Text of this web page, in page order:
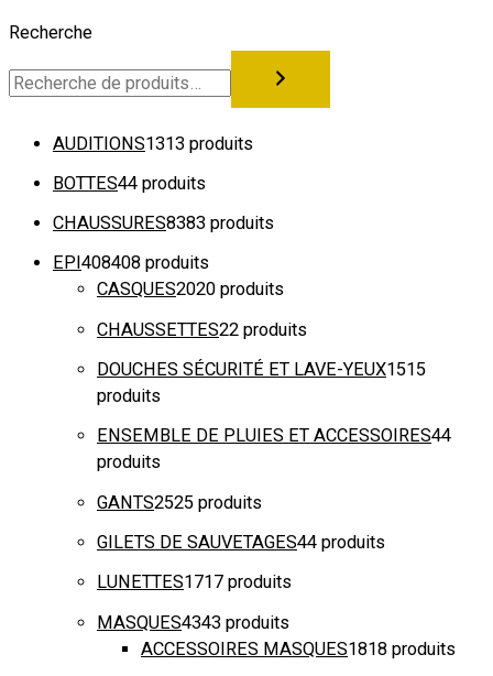
Recherche
AUDITIONS1313 produits
BOTTES44 produits
CHAUSSURES8383 produits
EPI 408408 produits
CASQUES2020 produits
CHAUSSETTES22 produits
DOUCHES SÉCURITÉ ET LAVE-YEUX1515
produits
ENSEMBLE DE PLUIES ET ACCESSOIRES44
produits
GANTS2525 produits
GILETS DE SAUVETAGES44 produits
LUNETTES1717 produits
MASQUES4343 produits
ACCESSOIRES MASQUES1818 produits